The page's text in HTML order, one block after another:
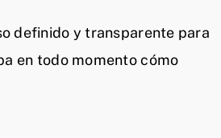
definido y transparente para
en todo momento cómo